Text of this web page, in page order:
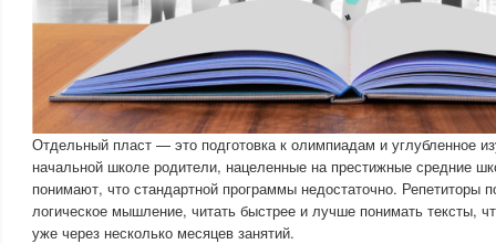
Отдельный пласт — это подготовка к олимпиадам и углубленное
начальной школе родители, нацеленные на престижные средние
понимают, что стандартной программы недостаточно. Репетиторы
логическое мышление, читать быстрее и лучше понимать тексты,
уже через несколько месяцев занятий.